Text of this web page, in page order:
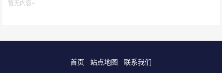
暂无内容~
首页 站点地图 联系我们